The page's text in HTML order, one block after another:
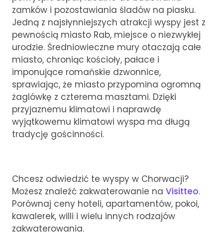
zamków i pozostawiania śladów na piasku.
Jedną z najsłynniejszych atrakcji wyspy jest z
pewnością miasto Rab, miejsce o niezwykłej
urodzie. Średniowieczne mury otaczają całe
miasto, chroniąc kościoły, pałace i
imponujące romańskie dzwonnice,
sprawiając, że miasto przypomina ogromną
żaglówkę z czterema masztami. Dzięki
przyjaznemu klimatowi i naprawdę
wyjątkowemu klimatowi wyspa ma długą
tradycję gościnności.
Chcesz odwiedzić te wyspy w Chorwacji?
Możesz znaleźć zakwaterowanie na Visitteo.
Porównaj ceny hoteli, apartamentów, pokoi,
kawalerek, willi i wielu innych rodzajów
zakwaterowania.